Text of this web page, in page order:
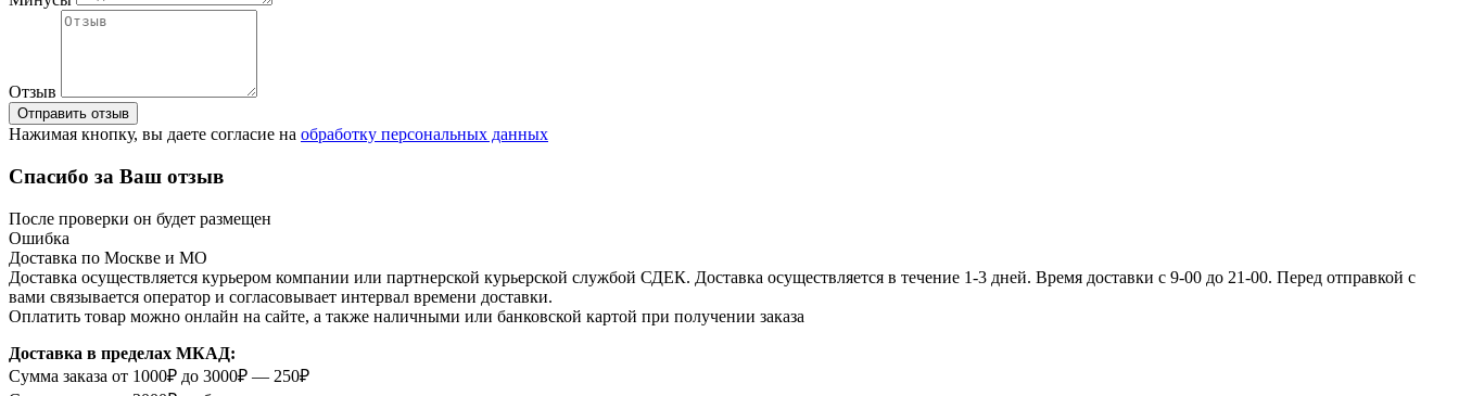
Отзыв
Отправить отзыв
Нажимая кнопку, вы даете согласие на обработку персональных данных
Спасибо за Ваш отзыв
После проверки он будет размещен
Ошибка
Доставка по Москве и МО
Доставка осуществляется курьером компании или партнерской курьерской службой СДЕК. Доставка осуществляется в течение 1-3 дней. Время доставки с 9-00 до 21-00. Перед отправкой с
вами связывается оператор и согласовывает интервал времени доставки.
Оплатить товар можно онлайн на сайте, а также наличными или банковской картой при получении заказа
Доставка в пределах МКАД:
Сумма заказа от 1000₽ до 3000₽ — 250₽